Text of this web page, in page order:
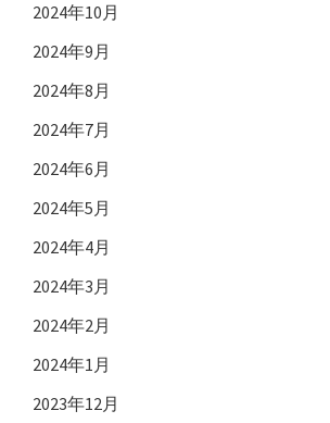
2024年10月
2024年9月
2024年8月
2024年7月
2024年6月
2024年5月
2024年4月
2024年3月
2024年2月
2024年1月
2023年12月